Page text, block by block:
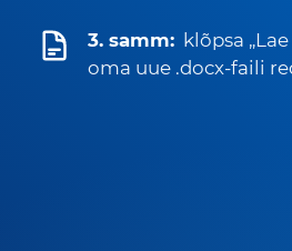
3. samm: klõpsa
oma uue .docx-faili